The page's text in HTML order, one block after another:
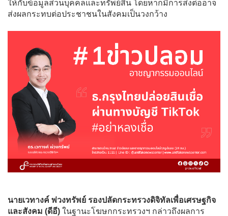
ให้กับข้อมูลส่วนบุคคลและทรัพย์สิน โดยหากมีการส่งต่ออาจ
ส่งผลกระทบต่อประชาชนในสังคมเป็นวงกว้าง
นายเวทางค์ พ่วงทรัพย์ รองปลัดกระทรวงดิจิทัลเพื่อเศรษฐกิจ
และสังคม (ดีอี) ในฐานะโฆษกกระทรวงฯ กล่าวถึงผลการ